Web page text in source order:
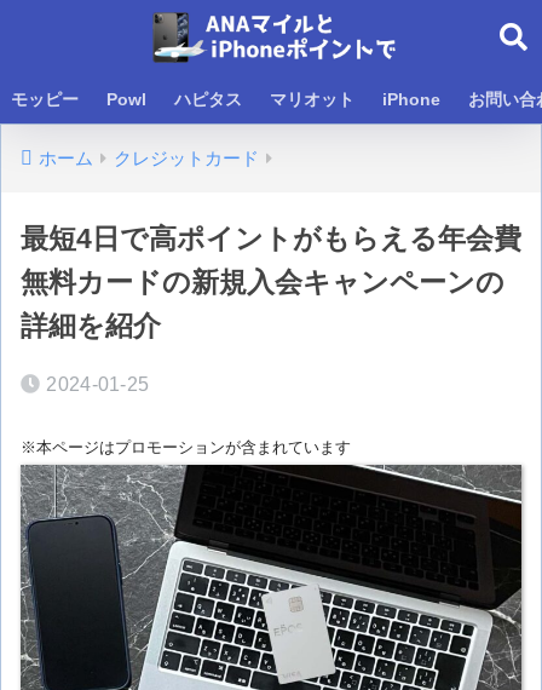
モッピー Powl ハピタス マリオット iPhone お問い合
ホーム クレジットカード
最短4日で高ポイントがもらえる年会費
無料カードの新規入会キャンペーンの
詳細を紹介
2024-01-25
※本ページはプロモーションが含まれています